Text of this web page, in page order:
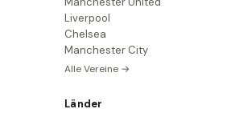
Liverpool
Chelsea
Manchester City
Alle Vereine →
Länder